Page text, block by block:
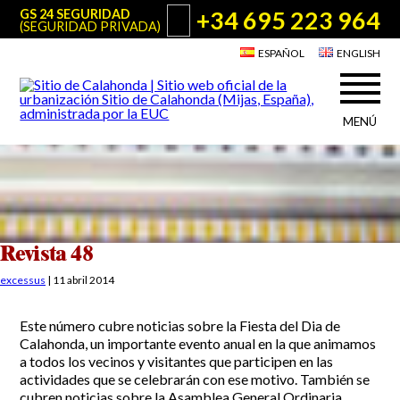
GS 24 SEGURIDAD
(SEGURIDAD PRIVADA)
+34 695 223 964
ESPAÑOL ENGLISH
MENÚ
Acerca de Sitio de Calahonda
Quiénes somos
Junta Directiva
Servicios de la EUC
Actas e Informes Anuales
Contactar
Actuaciones
Utilidades para Residentes y Visitantes
Transporte
El reciclado de nuestros residuos
Información sobre podas
Noticias
Teléfonos de interés
NIF: G29178803.Todos los derechos reservados. Diseño y desarrollo:
Revista 48
excessus | 11 abril 2014
Este número cubre noticias sobre la Fiesta del Dia de
Calahonda, un importante evento anual en la que animamos
a todos los vecinos y visitantes que participen en las
actividades que se celebrarán con ese motivo. También se